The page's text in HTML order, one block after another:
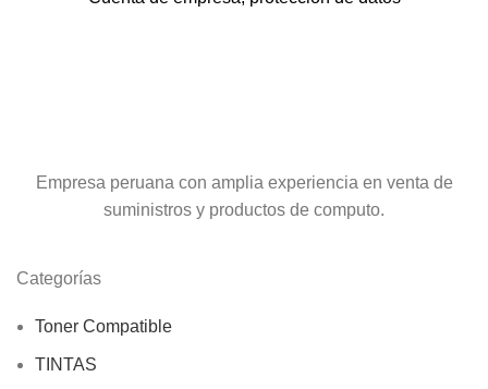
Empresa peruana con amplia experiencia en venta de
suministros y productos de computo.
Categorías
Toner Compatible
TINTAS